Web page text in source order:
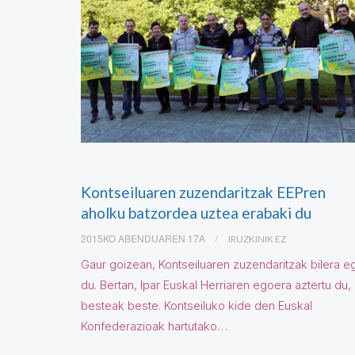
Kontseiluaren zuzendaritzak EEPren
aholku batzordea uztea erabaki du
2015KO ABENDUAREN 17A IRUZKINIK EZ
Gaur goizean, Kontseiluaren zuzendaritzak bilera
du. Bertan, Ipar Euskal Herriaren egoera aztertu du,
besteak beste. Kontseiluko kide den Euskal
Konfederazioak hartutako…